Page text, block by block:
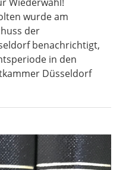
wurde am
der
benachrichtigt,
in den
Düsseldorf